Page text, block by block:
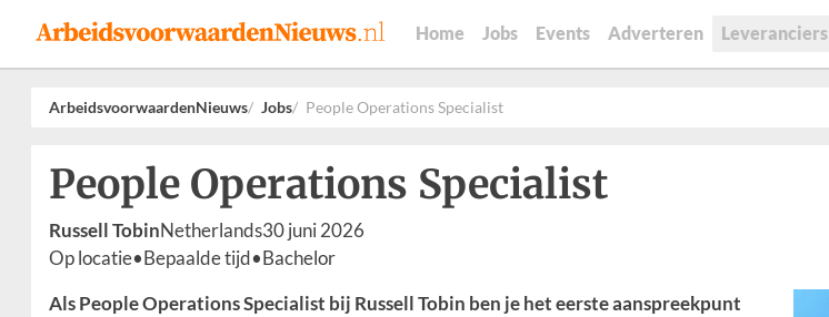
Home Jobs Events Adverteren Leveranciers
ArbeidsvoorwaardenNieuws Jobs People Operations Specialist
People Operations Specialist
Russell TobinNetherlands30 juni 2026
Op locatie•Bepaalde tijd•Bachelor
Als People Operations Specialist bij Russell Tobin ben je het eerste aanspreekpunt